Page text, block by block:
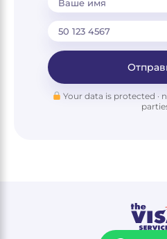
Ваше имя
Your data is protected ·